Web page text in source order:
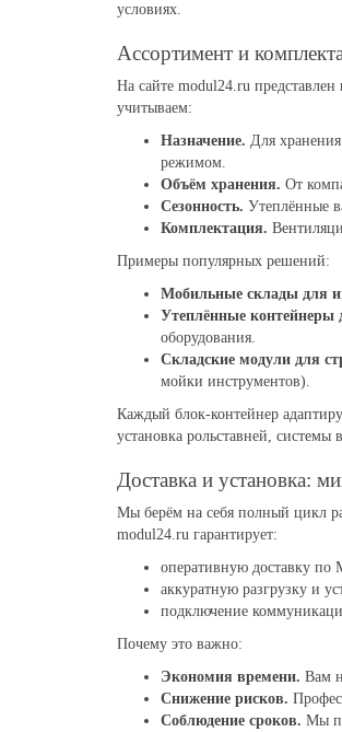
условиях.
Ассортимент и
На сайте modul24.ru
учитываем:
Назначение. Для
режимом.
Объём хранения. От
Сезонность. Утеплённые
Комплектация.
Примеры популярных решений:
Мобильные склады для
Утеплённые контейнеры
оборудования.
Складские модули для
мойки инструментов).
Каждый блок-контейнер
установка рольставней, системы
Доставка и установка:
Мы берём на себя полный цикл
modul24.ru гарантирует:
оперативную доставку по
аккуратную разгрузку и
подключение
Почему это важно:
Экономия времени. Вам
Снижение рисков.
Соблюдение сроков. Мы